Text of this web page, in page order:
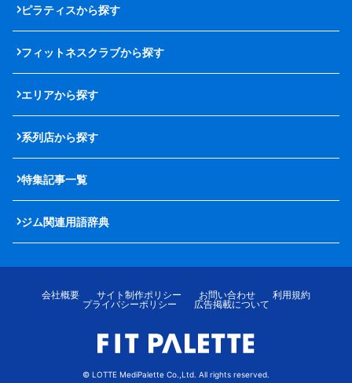
ピラティスから探す
フィットネスクラブから探す
エリアから探す
系列店から探す
特集記事一覧
ジム関連用語辞典
会社概要 サイト制作ポリシー お問い合わせ
利用規約
プライバシーポリシー
広告掲載について
© LOTTE MediPalette Co.,Ltd. All rights reserved.